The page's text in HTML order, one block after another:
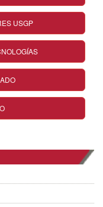
USGP